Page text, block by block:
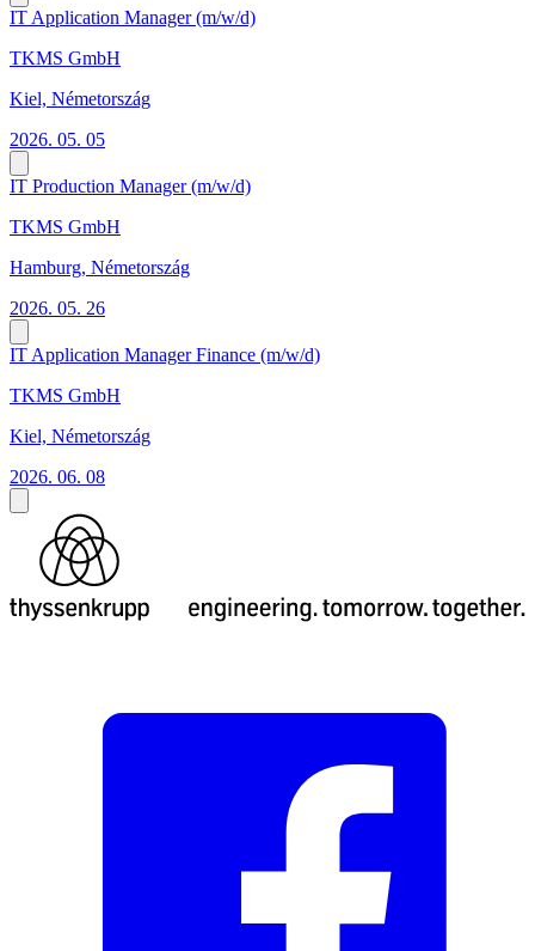
IT Application Manager (m/w/d)
TKMS GmbH
Kiel, Németország
2026. 05. 05
IT Production Manager (m/w/d)
TKMS GmbH
Hamburg, Németország
2026. 05. 26
IT Application Manager Finance (m/w/d)
TKMS GmbH
Kiel, Németország
2026. 06. 08